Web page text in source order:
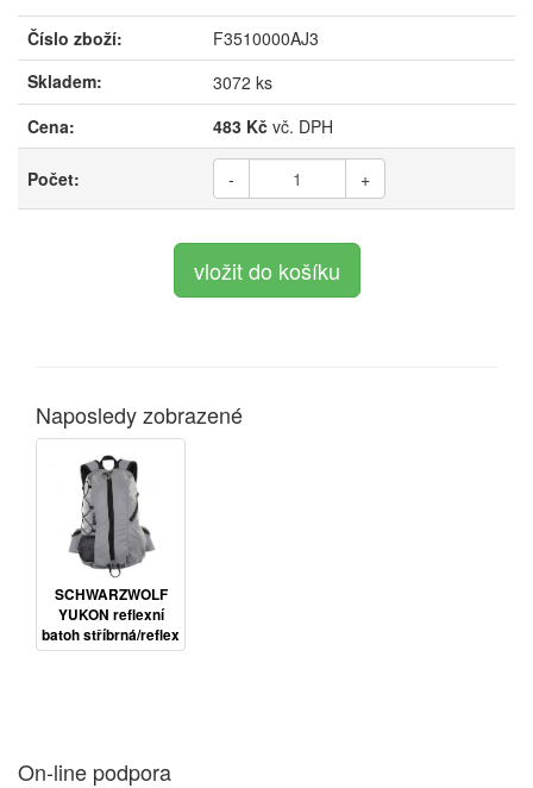
Číslo zboží:
F3510000AJ3
Skladem:
3072 ks
Cena:
483 Kč vč. DPH
Počet: - +
Naposledy zobrazené
SCHWARZWOLF
YUKON reflexní
batoh stříbrná/reflex
On-line podpora